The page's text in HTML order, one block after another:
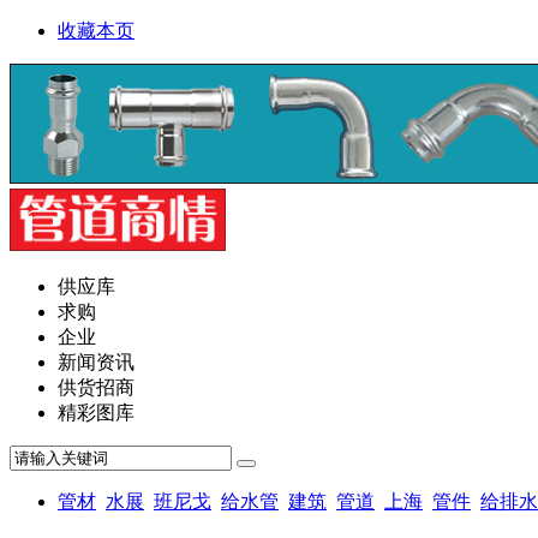
收藏本页
供应库
求购
企业
新闻资讯
供货招商
精彩图库
管材 水展 班尼戈 给水管 建筑 管道 上海 管件 给排水